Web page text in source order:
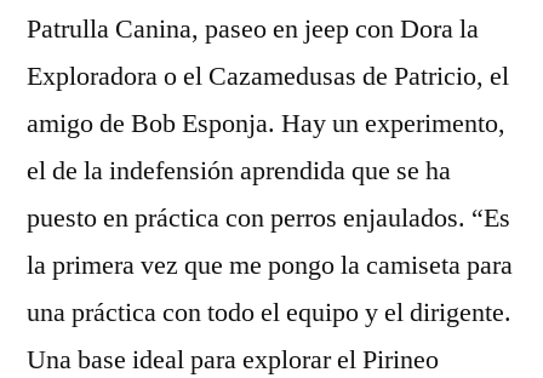
Patrulla Canina, paseo en jeep con Dora la
Exploradora o el Cazamedusas de Patricio, el
amigo de Bob Esponja. Hay un experimento,
el de la indefensión aprendida que se ha
puesto en práctica con perros enjaulados. “Es
la primera vez que me pongo la camiseta para
una práctica con todo el equipo y el dirigente.
Una base ideal para explorar el Pirineo